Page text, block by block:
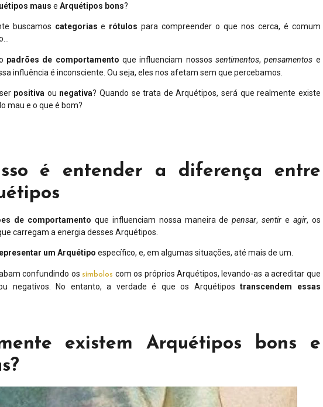
maus e Arquétipos bons?
buscamos categorias e rótulos para compreender o que nos cerca, é comum
padrões de comportamento que influenciam nossossentimentos,pensamentos e
influência é inconsciente. Ou seja, eles nos afetam sem que percebamos.
positiva ou negativa? Quando se trata de Arquétipos, será que realmente existe
mau e o que é bom?
é entender a diferença entre
de comportamento que influenciam nossa maneira depensar,sentir e agir, os
carregam a energia desses Arquétipos.
um Arquétipo específico, e, em algumas situações, até mais de um.
confundindo os símbolos com os próprios Arquétipos, levando-as a acreditar que
negativos. No entanto, a verdade é que os Arquétipostranscendem essas
existem Arquétipos bons e